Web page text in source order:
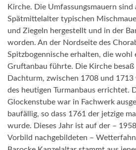
Kirche. Die Umfassungsmauern sind
Spätmittelalter typischen
und Ziegeln hergestellt und in der
worden. An der Nordseite des
Spitzbogennische erhalten, die wohl
Gruftanbau führte. Die Kirche
Dachturm, zwischen 1708 und 1713
des heutigen Turmanbaus errichtet.
Glockenstube war in Fachwerk
baufällig, so dass 1761 der jetzige
wurde. Dieses Jahr ist auf der –
Vorbild nachgebildeten –